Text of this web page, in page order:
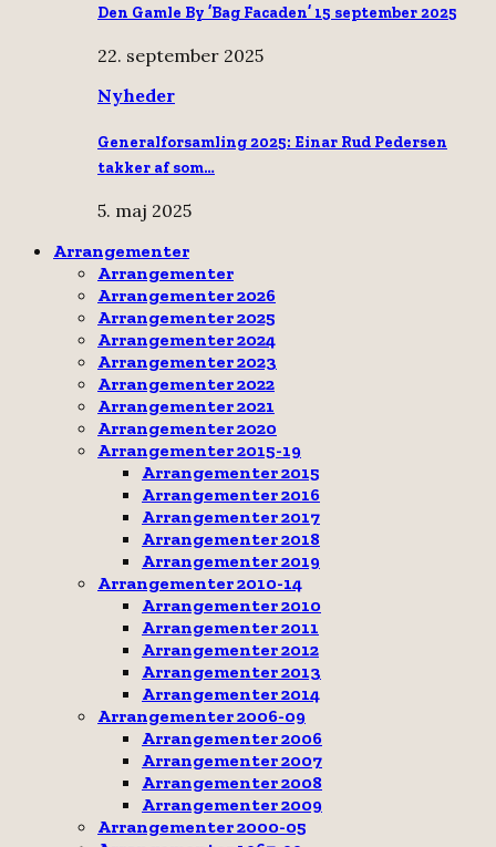
Den Gamle By ’Bag Facaden’ 15 september 2025
22. september 2025
Nyheder
Generalforsamling 2025: Einar Rud Pedersen
takker af som…
5. maj 2025
Arrangementer
Arrangementer
Arrangementer 2026
Arrangementer 2025
Arrangementer 2024
Arrangementer 2023
Arrangementer 2022
Arrangementer 2021
Arrangementer 2020
Arrangementer 2015-19
Arrangementer 2015
Arrangementer 2016
Arrangementer 2017
Arrangementer 2018
Arrangementer 2019
Arrangementer 2010-14
Arrangementer 2010
Arrangementer 2011
Arrangementer 2012
Arrangementer 2013
Arrangementer 2014
Arrangementer 2006-09
Arrangementer 2006
Arrangementer 2007
Arrangementer 2008
Arrangementer 2009
Arrangementer 2000-05